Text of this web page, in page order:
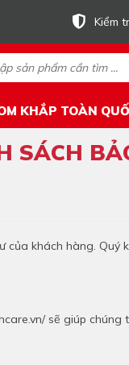
Kiểm
KHẮP TOÀN
SÁCH
khách hàng.
sẽ giúp chúng